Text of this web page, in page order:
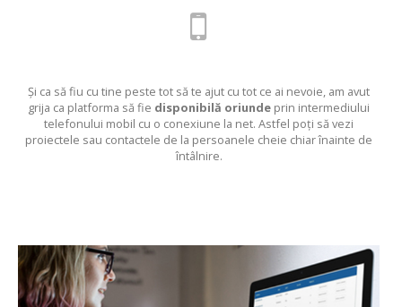
Și ca să fiu cu tine peste tot să te ajut cu tot ce ai nevoie, am avut
grija ca platforma să fie disponibilă oriunde prin intermediului
telefonului mobil cu o conexiune la net. Astfel poți să vezi
proiectele sau contactele de la persoanele cheie chiar înainte de
întâlnire.